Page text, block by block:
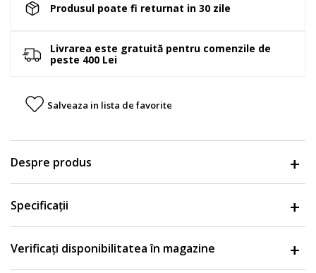
Produsul poate fi returnat in 30 zile
Livrarea este gratuită pentru comenzile de
peste 400 Lei
Salveaza in lista de favorite
Despre produs
Specificații
Verificați disponibilitatea în magazine